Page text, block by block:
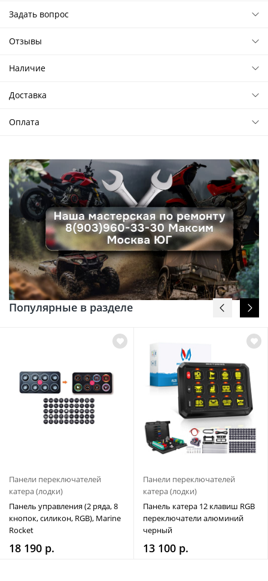
Задать вопрос
Отзывы
Наличие
Доставка
Оплата
Популярные в разделе
Панели переключателей
катера (лодки)
Панель управления (2 ряда, 8
кнопок, силикон, RGB), Marine
Rocket
18 190 р.
Панели переключателей
катера (лодки)
Панель катера 12 клавиш RGB
переключатели алюминий
черный
13 100 р.